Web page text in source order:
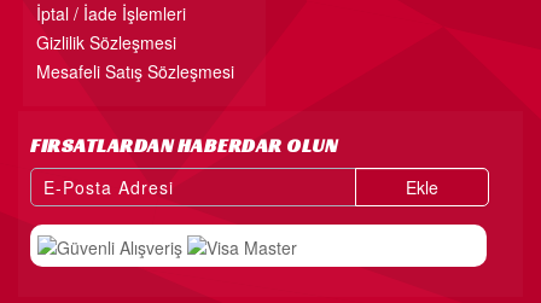
İptal / İade İşlemleri
Gizlilik Sözleşmesi
Mesafeli Satış Sözleşmesi
FIRSATLARDAN HABERDAR OLUN
Ekle